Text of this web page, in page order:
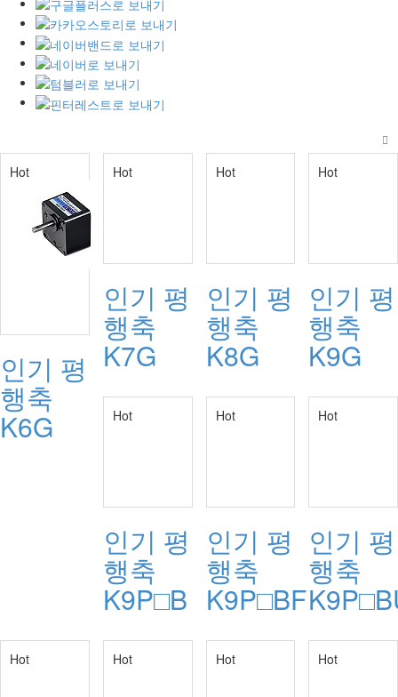
Hot
인기 평
행축
K6G
Hot
인기 평
행축
K7G
Hot
인기 평
행축
K8G
Hot
인기 평
행축
K9G
Hot
인기 평
행축
K9P□B
Hot
인기 평
행축
K9P□BF
Hot
인기 평
행축
Hot Hot Hot Hot